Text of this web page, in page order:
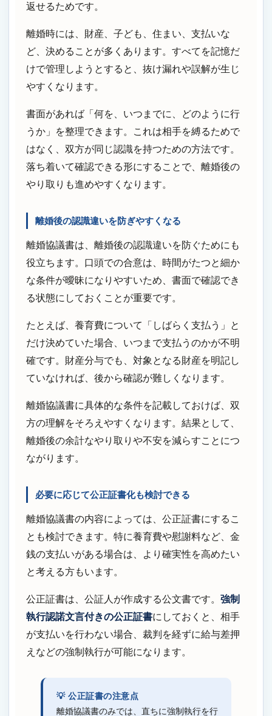
返せるためです。
離婚時には、財産、子ども、住まい、支払いな
ど、決めることが多くあります。すべてを記憶だ
けで管理しようとすると、抜け漏れや誤解が生じ
やすくなります。
書面があれば「何を、いつまでに、どのように行
うか」を整理できます。これは相手を縛るためで
はなく、双方が同じ認識を持つための方法です。
落ち着いて確認できる形にすることで、離婚後の
やり取りも進めやすくなります。
離婚後の認識違いを防ぎやすくなる
離婚協議書は、離婚後の認識違いを防ぐためにも
役立ちます。口頭での合意は、時間がたつと細か
な条件が曖昧になりやすいため、書面で確認でき
る状態にしておくことが重要です。
たとえば、養育費について「しばらく支払う」と
だけ決めていた場合、いつまで支払うのかが不明
確です。財産分与でも、対象となる財産を明記し
ていなければ、後から確認が難しくなります。
離婚協議書に具体的な条件を記載しておけば、双
方の理解をそろえやすくなります。結果として、
離婚後の余計なやり取りや不安を減らすことにつ
ながります。
必要に応じて公正証書化も検討できる
離婚協議書の内容によっては、公正証書にするこ
とも検討できます。特に養育費や慰謝料など、金
銭の支払いがある場合は、より確実性を高めたい
と考える方もいます。
公正証書は、公証人が作成する公文書です。 強制
執行認諾文言付きの公正証書にしておくと、相手
が支払いを行わない場合、裁判を経ずに給与差押
えなどの強制執行が可能になります。
💡 公正証書の注意点
離婚協議書のみでは、直ちに強制執行を行